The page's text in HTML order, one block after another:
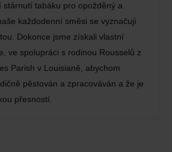
stárnutí tabáku pro opožděný a
každodenní směsi se vyznačují
Dokonce jsme získali vlastní
ve spolupráci s rodinou Rousselů z
Parish v Louisianě, abychom
pěstován a zpracováván a že je
přesností.